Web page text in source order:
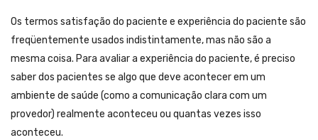
Os termos satisfação do paciente e experiência do paciente são
freqüentemente usados ​​indistintamente, mas não são a
mesma coisa. Para avaliar a experiência do paciente, é preciso
saber dos pacientes se algo que deve acontecer em um
ambiente de saúde (como a comunicação clara com um
provedor) realmente aconteceu ou quantas vezes isso
aconteceu.